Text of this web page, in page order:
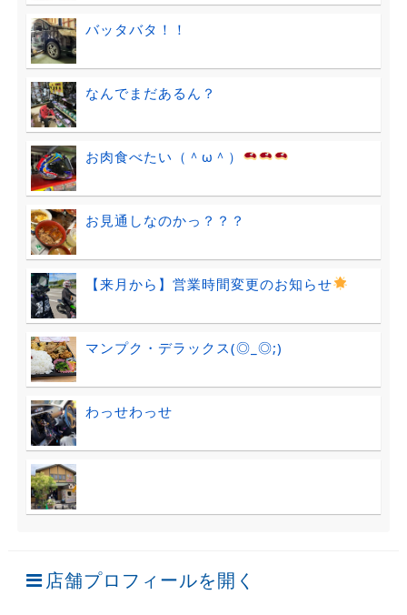
バッタバタ！！
なんでまだあるん？
お肉食べたい（＾ω＾）
お見通しなのかっ？？？
【来月から】営業時間変更のお知らせ
マンプク・デラックス(◎_◎;)
わっせわっせ
店舗プロフィールを開く